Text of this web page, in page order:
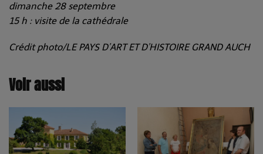
dimanche 28 septembre
15 h : visite de la cathédrale
Crédit photo/LE PAYS D’ART ET D’HISTOIRE GRAND AUCH
Voir aussi